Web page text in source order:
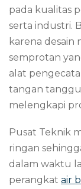
pada kualitas
serta industri.
karena desain
semprotan
alat
tangan
melengkapi
Pusat Teknik
ringan
dalam waktu
perangkat air